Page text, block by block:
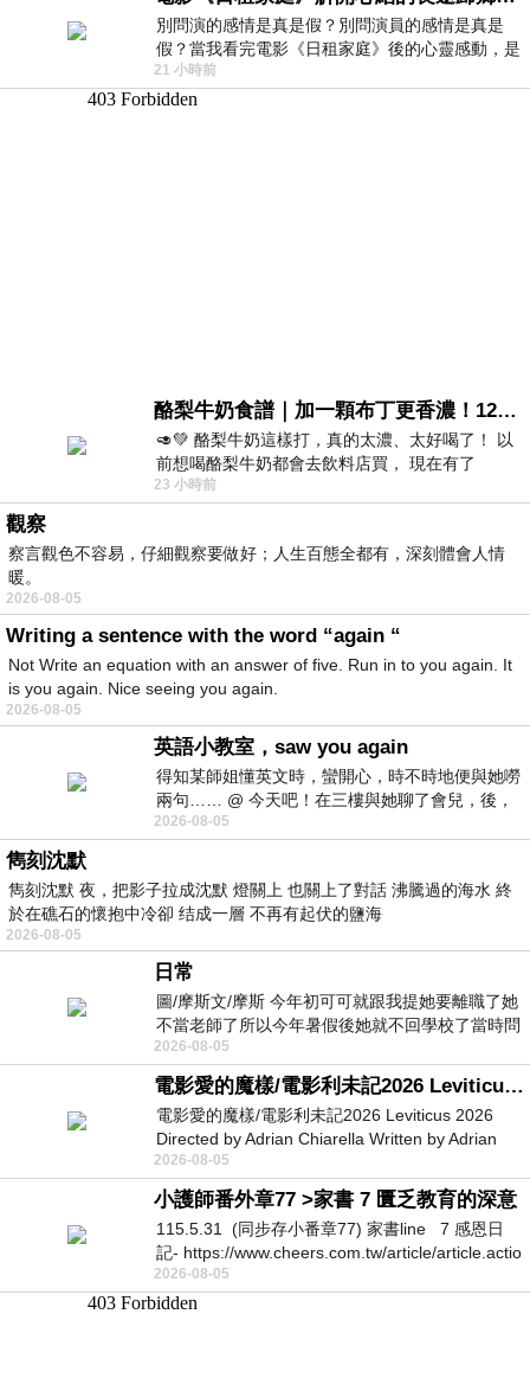
別問演的感情是真是假？別問演員的感情是真是
假？當我看完電影《日租家庭》後的心靈感動，是
真的。詮釋的情感觸動了人心，就是真情
21 小時前
酪梨牛奶食譜｜加一顆布丁更香濃！120秒完成飲料店級酪梨奶昔｜imami 旗艦豆漿機
🥑💚 酪梨牛奶這樣打，真的太濃、太好喝了！ 以
前想喝酪梨牛奶都會去飲料店買， 現在有了
imami 健康煮藝｜旗艦破壁智慧養生豆漿機，
23 小時前
觀察
察言觀色不容易，仔細觀察要做好；人生百態全都有，深刻體會人情
暖。
2026-08-05
Writing a sentence with the word “again “
Not Write an equation with an answer of five. Run in to you again. It
is you again. Nice seeing you again.
2026-08-05
英語小教室，saw you again
得知某師姐懂英文時，蠻開心，時不時地便與她嘮
兩句…… @ 今天吧！在三樓與她聊了會兒，後，
下二樓居然又撞到她，於是
2026-08-05
雋刻沈默
雋刻沈默 夜，把影子拉成沈默 燈關上 也關上了對話 沸騰過的海水 終
於在礁石的懷抱中冷卻 结成一層 不再有起伏的鹽海
2026-08-05
日常
圖/摩斯文/摩斯 今年初可可就跟我提她要離職了她
不當老師了所以今年暑假後她就不回學校了當時問
她不是很喜歡幼幼班的小朋友嗎捨得不
2026-08-05
電影愛的魔樣/電影利未記2026 Leviticus 2026
電影愛的魔樣/電影利未記2026 Leviticus 2026
Directed by Adrian Chiarella Written by Adrian
Chiarella Starring Joe Bird
2026-08-05
小護師番外章77 >家書 7 匱乏教育的深意
115.5.31 (同步存小番章77) 家書line 7 感恩日
記- https://www.cheers.com.tw/article/article.actio
2026-08-05